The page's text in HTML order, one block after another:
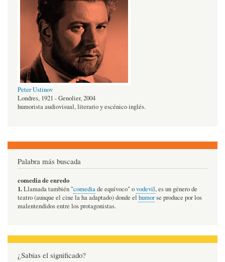
Peter Ustinov
Londres, 1921 - Genolier, 2004
humorista audiovisual, literario y escénico inglés.
Palabra más buscada
comedia de enredo
1.Llamada también "comediade equívoco" ovodevil, es un género de
teatro (aunque el cine la ha adaptado) donde el humorse produce por los
malentendidos entre los protagonistas.
¿Sabías el significado?